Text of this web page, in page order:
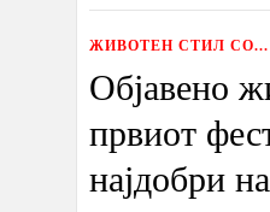
ЖИВОТЕН СТИЛ СО...
Објавено
првиот
најдобри